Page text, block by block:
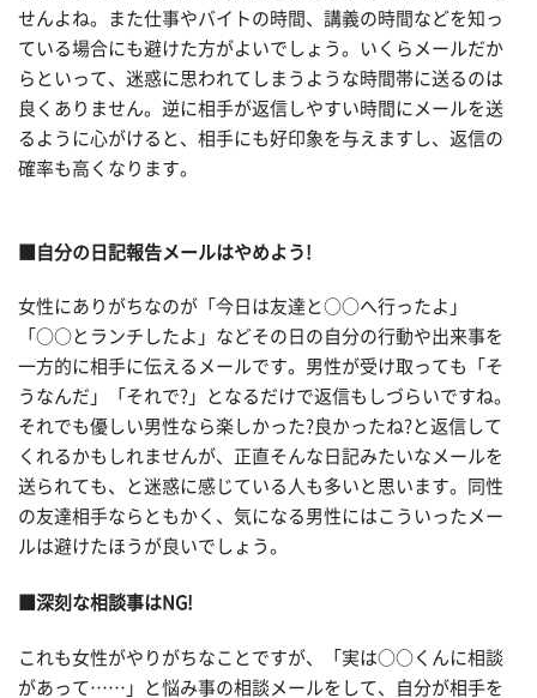
せんよね。また仕事やバイトの時間、講義の時間などを知っ
ている場合にも避けた方がよいでしょう。いくらメールだか
らといって、迷惑に思われてしまうような時間帯に送るのは
良くありません。逆に相手が返信しやすい時間にメールを送
るように心がけると、相手にも好印象を与えますし、返信の
確率も高くなります。
■自分の日記報告メールはやめよう!
女性にありがちなのが「今日は友達と○○へ行ったよ」
「○○とランチしたよ」などその日の自分の行動や出来事を
一方的に相手に伝えるメールです。男性が受け取っても「そ
うなんだ」「それで?」となるだけで返信もしづらいですね。
それでも優しい男性なら楽しかった?良かったね?と返信して
くれるかもしれませんが、正直そんな日記みたいなメールを
送られても、と迷惑に感じている人も多いと思います。同性
の友達相手ならともかく、気になる男性にはこういったメー
ルは避けたほうが良いでしょう。
■深刻な相談事はNG!
これも女性がやりがちなことですが、「実は○○くんに相談
があって……」と悩み事の相談メールをして、自分が相手を